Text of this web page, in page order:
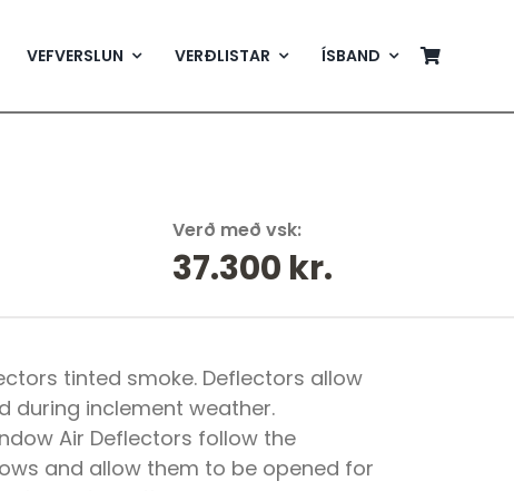
VEFVERSLUN VERÐLISTAR ÍSBAND
Verð með vsk:
37.300 kr.
tinted smoke. Deflectors allow
during inclement weather.
Air Deflectors follow the
and allow them to be opened for